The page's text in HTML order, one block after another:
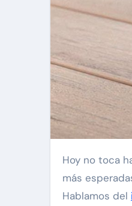
Hoy no toca
más
Hablamos del